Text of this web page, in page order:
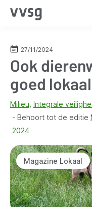
Overslaan
inhoud
27/11/2024
Ook
goed
Milieu Integrale
Behoort tot de editie
2024
Magazine Lokaal